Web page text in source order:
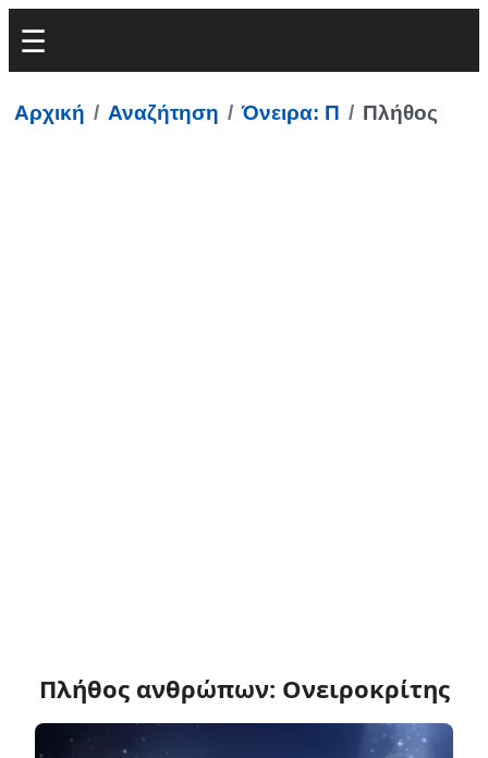
Αρχική Αναζήτηση Όνειρα: Π Πλήθος
Πλήθος ανθρώπων: Ονειροκρίτης